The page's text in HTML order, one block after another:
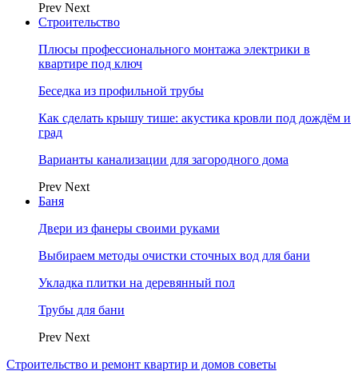
Prev Next
Строительство
Плюсы профессионального монтажа электрики в
квартире под ключ
Беседка из профильной трубы
Как сделать крышу тише: акустика кровли под дождём и
град
Варианты канализации для загородного дома
Prev Next
Баня
Двери из фанеры своими руками
Выбираем методы очистки сточных вод для бани
Укладка плитки на деревянный пол
Трубы для бани
Prev Next
Строительство и ремонт квартир и домов советы